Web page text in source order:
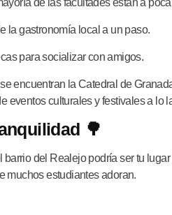
la gastronomía local a un paso.
para socializar con amigos.
encuentran la Catedral de
eventos culturales y festivales a lo
🌳
del Realejo podría ser tu
muchos estudiantes adoran.